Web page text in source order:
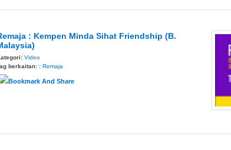
: Kempen Minda Sihat Friendship (B.
Video
berkaitan: : Remaja